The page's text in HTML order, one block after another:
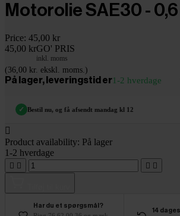
Motorolie SAE30 -
Price: 45,00 kr
45,00 krGO' PRIS
inkl. moms
(36,00 kr. ekskl. moms.)
På lager, leveringstid er1-2 hverdage
✓ Bestil nu, og få afsendt mandag kl 12

Product availability: På lager
1-2 hverdage
   
Har du et spørgsmål?
14